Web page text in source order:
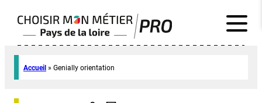
Accueil » Genially orientation